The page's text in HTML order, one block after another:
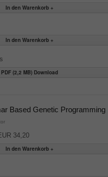
PDF (2,2 MB) Download
Based Genetic Programming
34,20